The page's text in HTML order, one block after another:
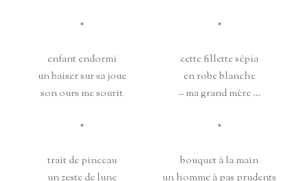
*
enfant endormi
un baiser sur sa joue
son ours me sourit
*
trait de pinceau
un zeste de lune
*
cette fillette sépia
en robe blanche
– ma grand mère …
*
bouquet à la main
un homme à pas prudents